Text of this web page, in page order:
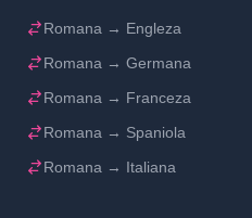
Romana → Engleza
Romana → Germana
Romana → Franceza
Romana → Spaniola
Romana → Italiana